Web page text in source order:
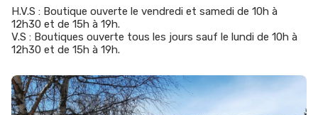
H.V.S : Boutique ouverte le vendredi et samedi de 10h à
12h30 et de 15h à 19h.
V.S : Boutiques ouverte tous les jours sauf le lundi de 10h à
12h30 et de 15h à 19h.